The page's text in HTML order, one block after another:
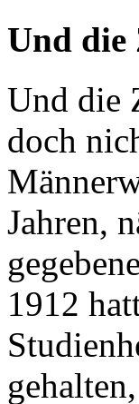
Und die
Und die
doch
Jahren,
1912